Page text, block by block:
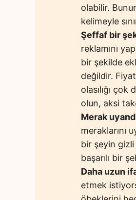
olabilir.
kelimeyle
Şeffaf bir
reklamını
bir şekilde
değildir.
olasılığı
olun, aksi
Merak
meraklarını
bir şeyin gizli
başarılı bir
Daha uzun
etmek